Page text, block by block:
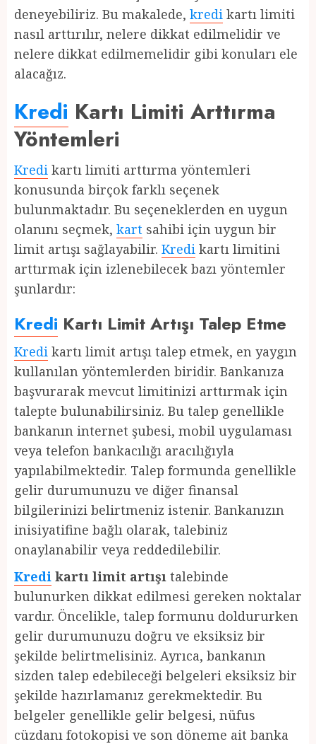
deneyebiliriz. Bu makalede, kredi kartı limiti
nasıl arttırılır, nelere dikkat edilmelidir ve
nelere dikkat edilmemelidir gibi konuları ele
alacağız.
Kredi Kartı Limiti Arttırma
Yöntemleri
Kredi kartı limiti arttırma yöntemleri
konusunda birçok farklı seçenek
bulunmaktadır. Bu seçeneklerden en uygun
olanını seçmek, kart sahibi için uygun bir
limit artışı sağlayabilir. Kredi kartı limitini
arttırmak için izlenebilecek bazı yöntemler
şunlardır:
Kredi Kartı Limit Artışı Talep Etme
Kredi kartı limit artışı talep etmek, en yaygın
kullanılan yöntemlerden biridir. Bankanıza
başvurarak mevcut limitinizi arttırmak için
talepte bulunabilirsiniz. Bu talep genellikle
bankanın internet şubesi, mobil uygulaması
veya telefon bankacılığı aracılığıyla
yapılabilmektedir. Talep formunda genellikle
gelir durumunuzu ve diğer finansal
bilgilerinizi belirtmeniz istenir. Bankanızın
inisiyatifine bağlı olarak, talebiniz
onaylanabilir veya reddedilebilir.
Kredi kartı limit artışı talebinde
bulunurken dikkat edilmesi gereken noktalar
vardır. Öncelikle, talep formunu doldururken
gelir durumunuzu doğru ve eksiksiz bir
şekilde belirtmelisiniz. Ayrıca, bankanın
sizden talep edebileceği belgeleri eksiksiz bir
şekilde hazırlamanız gerekmektedir. Bu
belgeler genellikle gelir belgesi, nüfus
cüzdanı fotokopisi ve son döneme ait banka